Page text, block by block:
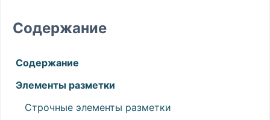
Содержание
Содержание
Элементы разметки
Строчные элементы разметки